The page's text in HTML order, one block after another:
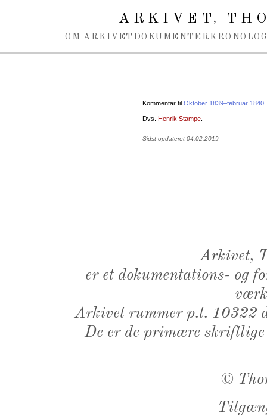
ARKIVET,
OM ARKIVET DOKUMENTER
Kommentar til Oktober 1839–februar 1840
Dvs. Henrik Stampe
Sidst opdateret 04.02.2019
Arkivet,
er et dokumentations- og
Arkivet rummer p.t. 10322
De er de primære
©